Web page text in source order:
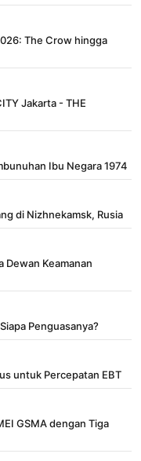
The Crow hingga
Jakarta - THE
Ibu Negara 1974
di Nizhnekamsk, Rusia
Dewan Keamanan
Penguasanya?
untuk Percepatan EBT
GSMA dengan Tiga